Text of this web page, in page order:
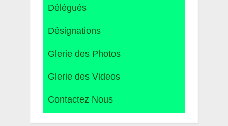
Délégués
Désignations
Glerie des Photos
Glerie des Videos
Contactez Nous